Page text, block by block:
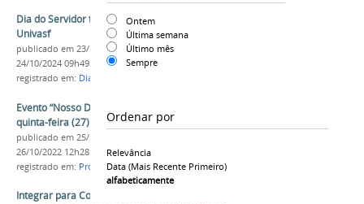
Ontem
Última semana
Último mês
Sempre
Ordenar por
Relevância
Data (mais Recente Primeiro)
alfabeticamente
Dia do Servidor terá celebração multicampi na
Univasf
publicado em 23/10/2024 —última modificação
24/10/2024 09h49
registrado em: Dia do Servidor
Evento “Nosso Dia do Servidor!” acontece nesta
quinta-feira (27)
publicado em 25/10/2022
26/10/2022 12h28
registrado em: Progepe,Dia do Servidor, Evento
Integrar para Construir 2023 está com